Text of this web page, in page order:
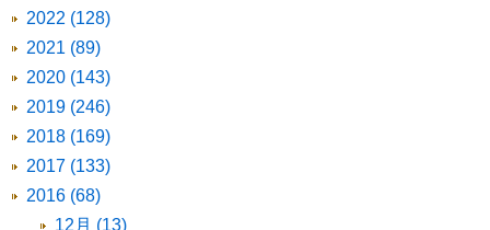
2022 (128)
2021 (89)
2020 (143)
2019 (246)
2018 (169)
2017 (133)
2016 (68)
12月 (13)